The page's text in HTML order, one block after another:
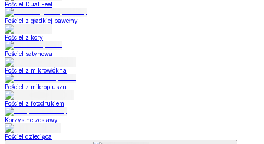
Pościel Dual Feel
Pościel z gładkiej bawełny
Pościel z kory
Pościel satynowa
Pościel z mikrowłókna
Pościel z mikropluszu
Pościel z fotodrukiem
Korzystne zestawy
Pościel dziecięca